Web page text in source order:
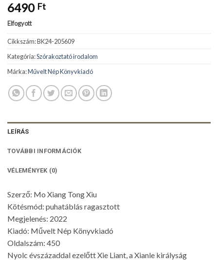
6490 Ft
Elfogyott
Cikkszám:BK24-205609
Kategória:Szórakoztató irodalom
Márka:Művelt Nép Könyvkiadó
LEÍRÁS
TOVÁBBI INFORMÁCIÓK
VÉLEMÉNYEK (0)
Szerző: Mo Xiang Tong Xiu
Kötésmód: puhatáblás ragasztott
Megjelenés: 2022
Kiadó: Művelt Nép Könyvkiadó
Oldalszám: 450
Nyolc évszázaddal ezelőtt Xie Liant, a Xianle királyság